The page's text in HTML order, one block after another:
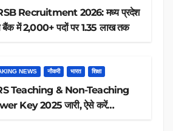
Recruitment 2026: मध्य प्रदेश
बैंक में 2,000+ पदों पर 1.35 लाख तक
NEWS नौकरी भारत शिक्षा
Teaching & Non-Teaching
Key 2025 जारी, ऐसे करें